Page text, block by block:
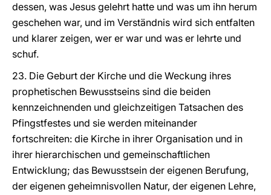
dessen, was Jesus gelehrt hatte und was um ihn herum
geschehen war, und im Verständnis wird sich entfalten
und klarer zeigen, wer er war und was er lehrte und
schuf.
23. Die Geburt der Kirche und die Weckung ihres
prophetischen Bewusstseins sind die beiden
kennzeichnenden und gleichzeitigen Tatsachen des
Pfingstfestes und sie werden miteinander
fortschreiten: die Kirche in ihrer Organisation und in
ihrer hierarchischen und gemeinschaftlichen
Entwicklung; das Bewusstsein der eigenen Berufung,
der eigenen geheimnisvollen Natur, der eigenen Lehre,